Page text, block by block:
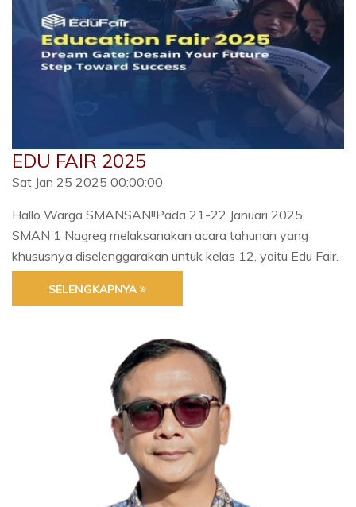
EDU FAIR 2025
Sat Jan 25 2025 00:00:00
Hallo Warga SMANSAN!!Pada 21-22 Januari 2025,
SMAN 1 Nagreg melaksanakan acara tahunan yang
khususnya diselenggarakan untuk kelas 12, yaitu Edu Fair.
SELENGKAPNYA